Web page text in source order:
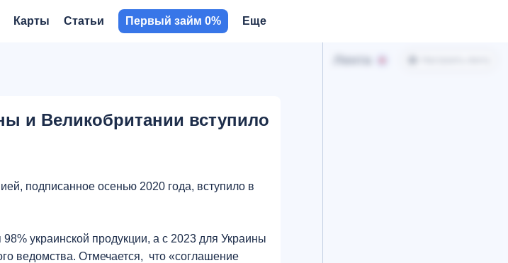
Карты Статьи Первый займ 0% Еще
и Великобритании вступило
подписанное осенью 2020 года, вступило в
украинской продукции, а с 2023 для Украины
ведомства. Отмечается, что «соглашение
Лента